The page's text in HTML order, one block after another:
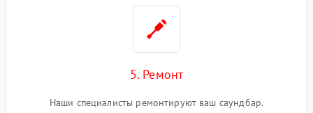
5. Ремонт
Наши специалисты ремонтируют ваш саундбар.